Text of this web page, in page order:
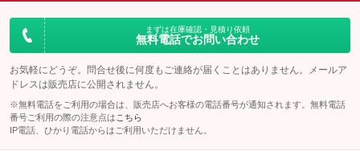
エアサスペンション ヘッドライトウォッシャー
まずは在庫確認・見積り依頼
無料電話でお問い合わせ
お気軽にどうぞ。問合せ後に何度もご連絡が届くことはありません。メールア
ドレスは販売店に公開されません。
※無料電話をご利用の場合は、販売店へお客様の電話番号が通知されます。無料電話
番号ご利用の際の注意点は こちら
IP電話、ひかり電話からはご利用いただけません。